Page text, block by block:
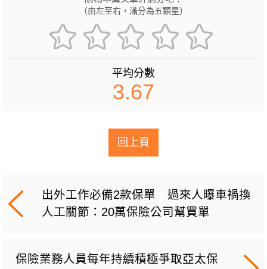
（由左至右，滿分為五顆星）
平均分數
3.67
回上頁
出外工作必備2款保單 過來人曝車禍換
人工關節：20萬保險公司幫買單
保險業務人員每年持續積極爭取亞太保